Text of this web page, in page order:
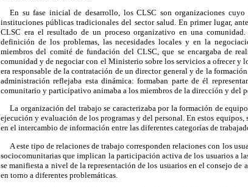
En su fase inicial de desarrollo, los CLSC son organizaciones
instituciones públicas tradicionales del sector salud. En primer lugar,
CLSC era el resultado de un proceso organizativo en una
definición de los problemas, las necesidades locales y en la
miembros del comité de fundación del CLSC, que se encargaba de
comunidad y de negociar con el Ministerio sobre los servicios a ofrecer y
era responsable de la contratación de un director general y de la
administración reflejaba esta dinámica: formaban parte de él
comunitario y participativo animaba a los miembros de la dirección y del
La organización del trabajo se caracterizaba por la formación de
ejecución y evaluación de los programas y del personal. En estos
en el intercambio de información entre las diferentes categorías de
A este tipo de relaciones de trabajo corresponden relaciones con los
sociocomunitarias que implican la participación activa de los usuarios a
se manifiesta a nivel de la representación de los usuarios en el consejo
en torno a diferentes problemáticas.